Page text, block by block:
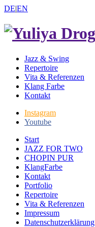
DE|EN
Jazz & Swing
Repertoire
Vita & Referenzen
Klang Farbe
Kontakt
Instagram
Youtube
Start
JAZZ FOR TWO
CHOPIN PUR
KlangFarbe
Kontakt
Portfolio
Repertoire
Vita & Referenzen
Impressum
Datenschutzerklärung